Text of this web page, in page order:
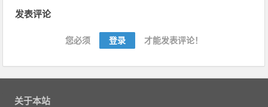
发表评论
您必须 登录 才能发表评论！
关于本站